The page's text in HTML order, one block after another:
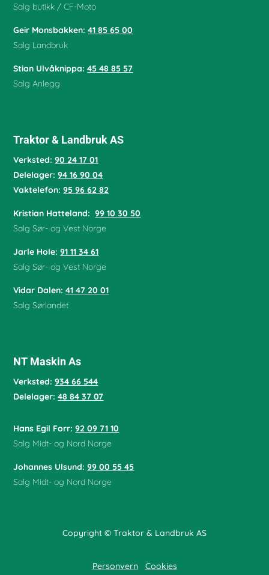
Salg butikk / CF-Moto
Geir Monsbakken:41 85 65 00
Salg Landbruk
Stian Ulvåknippa:45 48 85 57
Salg Anlegg
Traktor & Landbruk AS
Verksted:90 24 17 01
Delelager:94 16 90 04
Vaktelefon:95 96 62 82
Kristian Hatteland: 99 10 30 50
Salg Sør- og Vest Norge
Jarle Hole: 91 11 34 61
Salg Sør- og Vest Norge
Vidar Dalen: 41 47 20 01
Salg Sørlandet
NT Maskin As
Verksted:934 66 544
Delelager:48 84 37 07
Hans Egil Forr:92 09 71 10
Salg Midt- og Nord Norge
Johannes Ulsund:99 00 55 45
Salg Midt- og Nord Norge
Copyright © Traktor & Landbruk AS
Personvern Cookies